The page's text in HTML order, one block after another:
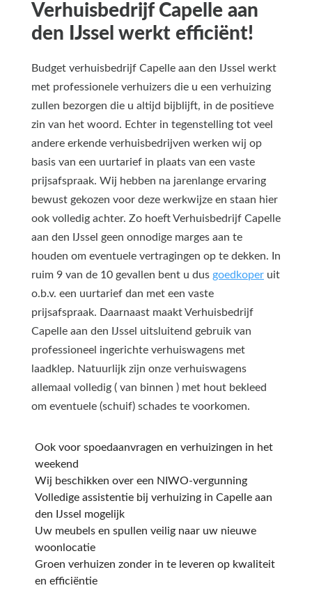
Verhuisbedrijf Capelle aan
den IJssel werkt efficiënt!
Budget verhuisbedrijf Capelle aan den IJssel werkt
met professionele verhuizers die u een verhuizing
zullen bezorgen die u altijd bijblijft, in de positieve
zin van het woord. Echter in tegenstelling tot veel
andere erkende verhuisbedrijven werken wij op
basis van een uurtarief in plaats van een vaste
prijsafspraak. Wij hebben na jarenlange ervaring
bewust gekozen voor deze werkwijze en staan hier
ook volledig achter. Zo hoeft Verhuisbedrijf Capelle
aan den IJssel geen onnodige marges aan te
houden om eventuele vertragingen op te dekken. In
ruim 9 van de 10 gevallen bent u dus goedkoper uit
o.b.v. een uurtarief dan met een vaste
prijsafspraak. Daarnaast maakt Verhuisbedrijf
Capelle aan den IJssel uitsluitend gebruik van
professioneel ingerichte verhuiswagens met
laadklep. Natuurlijk zijn onze verhuiswagens
allemaal volledig ( van binnen ) met hout bekleed
om eventuele (schuif) schades te voorkomen.
Ook voor spoedaanvragen en verhuizingen in het
weekend
Wij beschikken over een NIWO-vergunning
Volledige assistentie bij verhuizing in Capelle aan
den IJssel mogelijk
Uw meubels en spullen veilig naar uw nieuwe
woonlocatie
Groen verhuizen zonder in te leveren op kwaliteit
en efficiëntie